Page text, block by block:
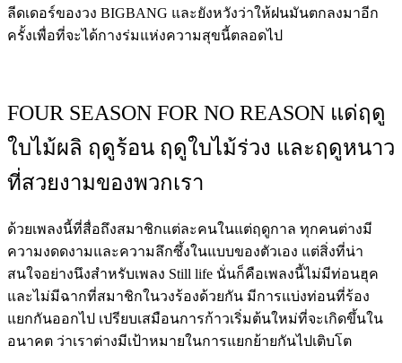
ลีดเดอร์ของวง BIGBANG และยังหวังว่าให้ฝนมันตกลงมาอีก
ครั้งเพื่อที่จะได้กางร่มแห่งความสุขนี้ตลอดไป
FOUR SEASON FOR NO REASON แด่ฤดู
ใบไม้ผลิ ฤดูร้อน ฤดูใบไม้ร่วง และฤดูหนาว
ที่สวยงามของพวกเรา
ด้วยเพลงนี้ที่สื่อถึงสมาชิกแต่ละคนในแต่ฤดูกาล ทุกคนต่างมี
ความงดดงามและความลึกซึ้งในแบบของตัวเอง แต่สิ่งที่น่า
สนใจอย่างนึงสำหรับเพลง Still life นั่นก็คือเพลงนี้ไม่มีท่อนฮุค
และไม่มีฉากที่สมาชิกในวงร้องด้วยกัน มีการแบ่งท่อนที่ร้อง
แยกกันออกไป เปรียบเสมือนการก้าวเริ่มต้นใหม่ที่จะเกิดขึ้นใน
อนาคต ว่าเราต่างมีเป้าหมายในการแยกย้ายกันไปเติบโต